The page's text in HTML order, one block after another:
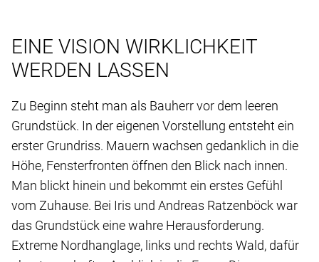
EINE VISION WIRKLICHKEIT
WERDEN LASSEN
Zu Beginn steht man als Bauherr vor dem leeren
Grundstück. In der eigenen Vorstellung entsteht ein
erster Grundriss. Mauern wachsen gedanklich in die
Höhe, Fensterfronten öffnen den Blick nach innen.
Man blickt hinein und bekommt ein erstes Gefühl
vom Zuhause. Bei Iris und Andreas Ratzenböck war
das Grundstück eine wahre Herausforderung.
Extreme Nordhanglage, links und rechts Wald, dafür